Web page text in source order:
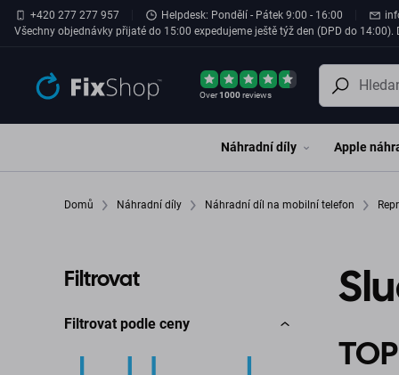
Přeskočit na hlavní obsah
+420 277 277 957 Helpdesk: Pondělí - Pátek 9:00 - 16:00
Všechny objednávky přijaté do 15:00 expedujeme ještě týž den (DPD do 14:00).
Over1000reviews
Náhradní díly Apple
Domů Náhradní díly Náhradní díl na mobilní telefon
Filtrovat
Filtrovat podle ceny